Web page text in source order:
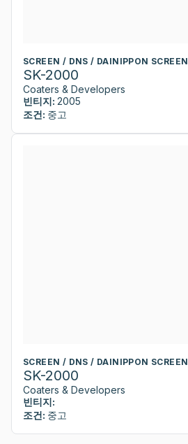
SCREEN / DNS / DAINIPPON SCREEN
SK-2000
Coaters & Developers
빈티지: 2005
조건: 중고
SCREEN / DNS / DAINIPPON SCREEN
SK-2000
Coaters & Developers
빈티지:
조건: 중고